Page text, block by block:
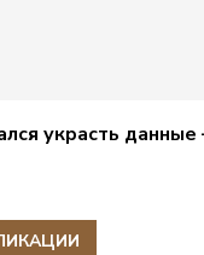
украсть данные